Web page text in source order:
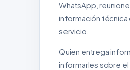
WhatsApp,
información técnica
servicio.
Quien entrega
informarles sobre